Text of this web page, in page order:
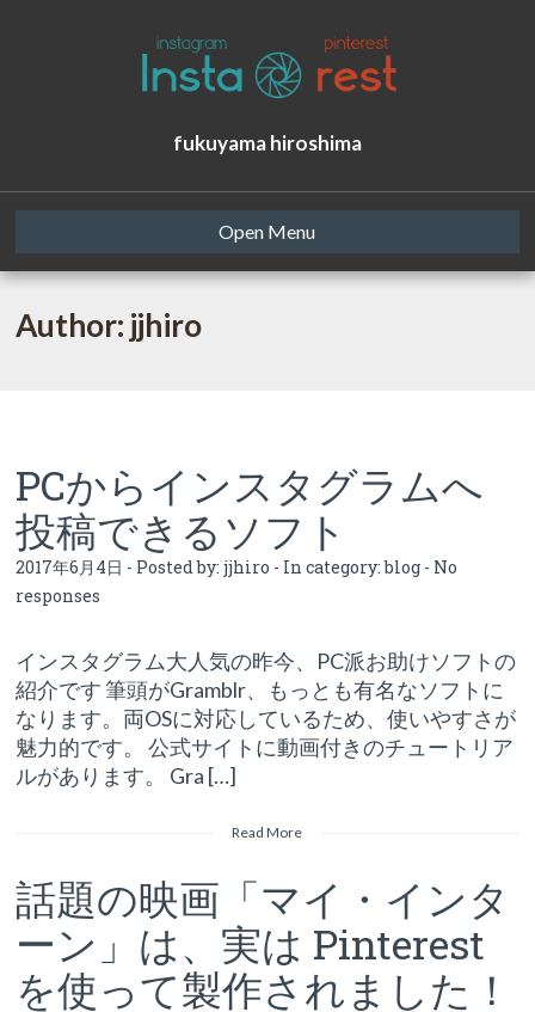
fukuyama hiroshima
Open Menu
Author: jjhiro
PCからインスタグラムへ
投稿できるソフト
2017年6月4日 - Posted by:jjhiro - In category:blog - No
responses
インスタグラム大人気の昨今、PC派お助けソフトの
紹介です 筆頭がGramblr、もっとも有名なソフトに
なります。両OSに対応しているため、使いやすさが
魅力的です。 公式サイトに動画付きのチュートリア
ルがあります。 Gra […]
Read More
話題の映画「マイ・インタ
ーン」は、実は Pinterest
を使って製作されました！